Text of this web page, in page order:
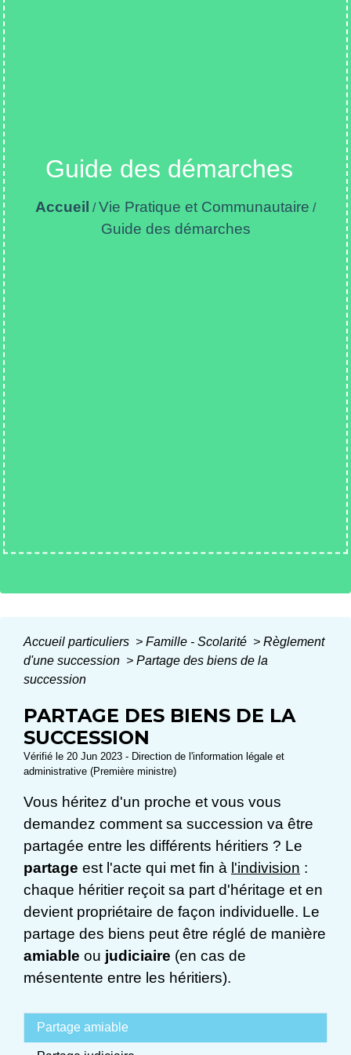
Guide des démarches
Accueil /Vie Pratique et Communautaire /
Guide des démarches
Accueil particuliers > Famille - Scolarité > Règlement
d'une succession > Partage des biens de la
succession
PARTAGE DES BIENS DE LA
SUCCESSION
Vérifié le 20 Jun 2023 - Direction de l'information légale et
administrative (Première ministre)
Vous héritez d'un proche et vous vous
demandez comment sa succession va être
partagée entre les différents héritiers ? Le
partage est l'acte qui met fin à l'indivision :
chaque héritier reçoit sa part d'héritage et en
devient propriétaire de façon individuelle. Le
partage des biens peut être réglé de manière
amiable ou judiciaire (en cas de
mésentente entre les héritiers).
Partage amiable